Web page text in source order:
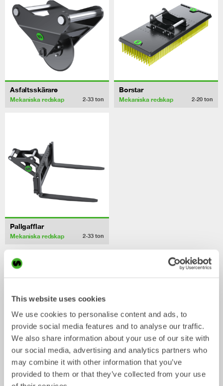
This website uses cookies
We use cookies to personalise content and ads, to
provide social media features and to analyse our traffic.
We also share information about your use of our site with
our social media, advertising and analytics partners who
may combine it with other information that you’ve
provided to them or that they’ve collected from your use
Asfaltsskärare
Mekaniska redskap 2-33 ton
Borstar
Mekaniska redskap 2-20 ton
Pallgafflar
Mekaniska redskap 2-33 ton
Skopor / EUROCOMACH ES90UR4